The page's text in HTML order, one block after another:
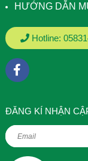
HƯỚNG DẪN
Hotline:
ÐĂNG KÍ NHẬN